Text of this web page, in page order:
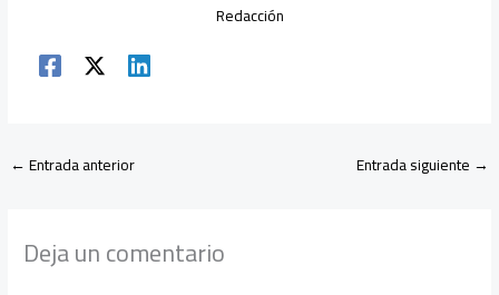
Redacción
←Entrada anterior Entrada siguiente →
Deja un comentario